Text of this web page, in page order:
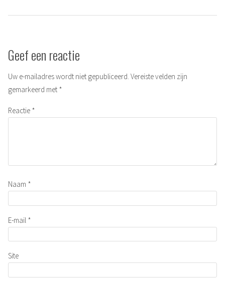
Geef een reactie
Uw e-mailadres wordt niet gepubliceerd. Vereiste velden zijn
gemarkeerd met *
Reactie *
Naam *
E-mail *
Site